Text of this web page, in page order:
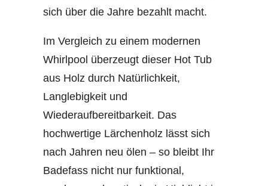
sich über die Jahre bezahlt macht.
Im Vergleich zu einem modernen
Whirlpool überzeugt dieser Hot Tub
aus Holz durch Natürlichkeit,
Langlebigkeit und
Wiederaufbereitbarkeit. Das
hochwertige Lärchenholz lässt sich
nach Jahren neu ölen – so bleibt Ihr
Badefass nicht nur funktional,